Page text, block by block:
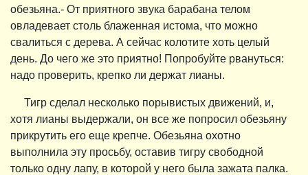
обезьяна.- От приятного звука барабана телом
овладевает столь блаженная истома, что можно
свалиться с дерева. А сейчас колотите хоть целый
день. До чего же это приятно! Попробуйте рвануться:
надо проверить, крепко ли держат лианы.
Тигр сделал несколько порывистых движений, и,
хотя лианы выдержали, он все же попросил обезьяну
прикрутить его еще крепче. Обезьяна охотно
выполнила эту просьбу, оставив тигру свободной
только одну лапу, в которой у него была зажата палка.